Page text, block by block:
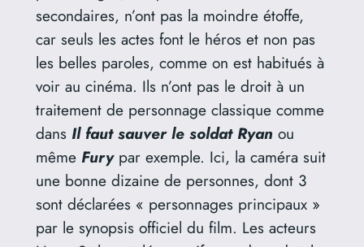
secondaires, n’ont pas la moindre étoffe,
car seuls les actes font le héros et non pas
les belles paroles, comme on est habitués à
voir au cinéma. Ils n’ont pas le droit à un
traitement de personnage classique comme
dans Il faut sauver le soldat Ryan ou
même Furypar exemple. Ici, la caméra suit
une bonne dizaine de personnes, dont 3
sont déclarées « personnages principaux »
par le synopsis officiel du film. Les acteurs